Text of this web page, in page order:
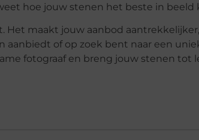
hoe jouw stenen het beste in beeld
Het maakt jouw aanbod aantrekkelijker,
aanbiedt of op zoek bent naar een
fotograaf en breng jouw stenen tot